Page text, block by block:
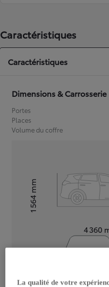
Caractéristiques
Caractéristiques
Dimensions & Carrosserie
Portes
Places
Volume du coffre
4 360
Hauteur1 564
mm
La qualité de votre